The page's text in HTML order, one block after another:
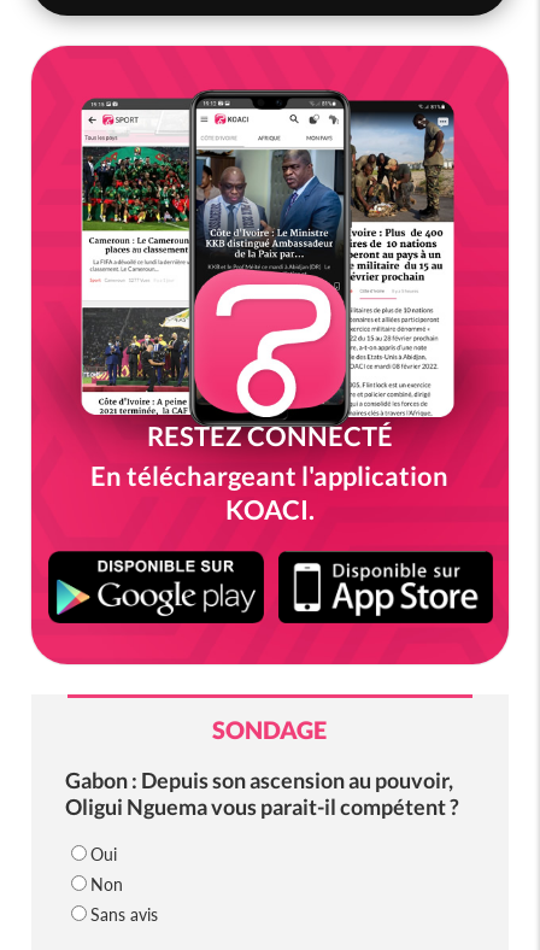
RESTEZ CONNECTÉ
En téléchargeant l'application
KOACI.
SONDAGE
Gabon : Depuis son ascension au pouvoir,
Oligui Nguema vous parait-il compétent ?
Oui
Non
Sans avis